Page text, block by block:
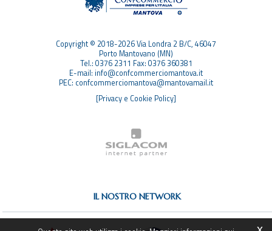
Copyright © 2018-2026 Via Londra 2 B/C, 46047
Porto Mantovano (MN)
Tel.: 0376 2311 Fax: 0376 360381
E-mail: info@confcommerciomantova.it
PEC: confcommerciomantova@mantovamail.it
[Privacy e Cookie Policy]
IL NOSTRO NETWORK